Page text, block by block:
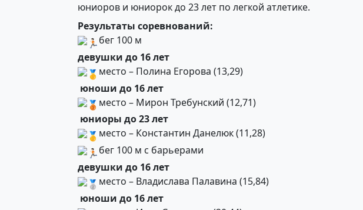
юниоров и юниорок до 23 лет по легкой атлетике.
️Результаты соревнований:
бег 100 м
девушки до 16 лет
место – Полина Егорова (13,29)
юноши до 16 лет
место – Мирон Требунский (12,71)
юниоры до 23 лет
место – Константин Данелюк (11,28)
бег 100 м с барьерами
девушки до 16 лет
место – Владислава Палавина (15,84)
юноши до 16 лет